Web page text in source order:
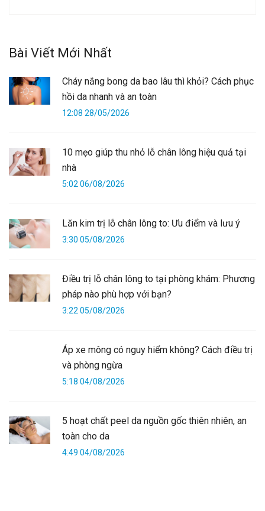
Bài Viết Mới Nhất
Cháy nắng bong da bao lâu thì khỏi? Cách phục
hồi da nhanh và an toàn
12:08 28/05/2026
10 mẹo giúp thu nhỏ lỗ chân lông hiệu quả tại
nhà
5:02 06/08/2026
Lăn kim trị lỗ chân lông to: Ưu điểm và lưu ý
3:30 05/08/2026
Điều trị lỗ chân lông to tại phòng khám: Phương
pháp nào phù hợp với bạn?
3:22 05/08/2026
Áp xe mông có nguy hiểm không? Cách điều trị
và phòng ngừa
5:18 04/08/2026
5 hoạt chất peel da nguồn gốc thiên nhiên, an
toàn cho da
4:49 04/08/2026